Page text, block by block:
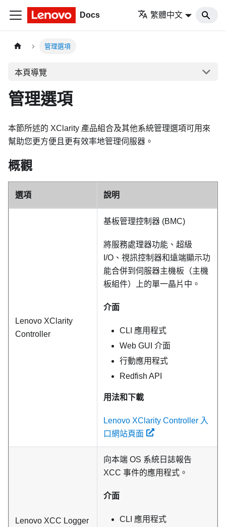
Docs 繁體中文
管理選項
本頁導覽
管理選項
本節所述的 XClarity 產品組合及其他系統管理選項可用來
幫助您更方便且更有效率地管理伺服器。
概觀
選項 說明
Lenovo XClarity
Controller
基板管理控制器 (BMC)
將服務處理器功能、超級
I/O、視訊控制器和遠端顯示功
能合併到伺服器主機板（主機
板組件）上的單一晶片中。
介面
CLI 應用程式
Web GUI 介面
行動應用程式
Redfish API
用法和下載
Lenovo XClarity Controller 入
口網站頁面
Lenovo XCC Logger
向本端 OS 系統日誌報告
XCC 事件的應用程式。
介面
CLI 應用程式